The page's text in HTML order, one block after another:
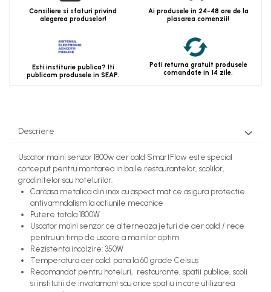
Consiliere si sfaturi privind
alegerea produselor!
Ai produsele in 24-48 ore de la
plasarea comenzii!
Esti institurie publica? Iti
publicam produsele in SEAP.
Poti returna gratuit produsele
comandate in 14 zile.
Descriere
Uscator maini senzor 1800w aer cald SmartFlow este special
conceput pentru montarea in baile restaurantelor, scolilor,
gradinitelor sau hotelurilor.
Carcasa metalica din inox cu aspect mat ce asigura protectie
antivamndalism la actiunile mecanice
Putere totala 1800W
Uscator maini senzor ce alterneaza jeturi de aer cald / rece
pentru un timp de uscare a mainilor optim
Rezistenta incalzire: 350W
Temperatura aer cald: pana la 60 grade Celsius
Recomandat pentru hoteluri, restaurante, spatii publice, scoli
si institutii de invatamant sau orice spatiu in care utilizarea